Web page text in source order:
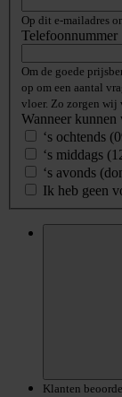
Op dit e-mailadres
Telefoonnummer
Om de goede
op om een aantal
vloer. Zo zorgen wij
Wanneer
‘s ochtends
‘s middags
‘s avonds
Ik heb geen
Klanten